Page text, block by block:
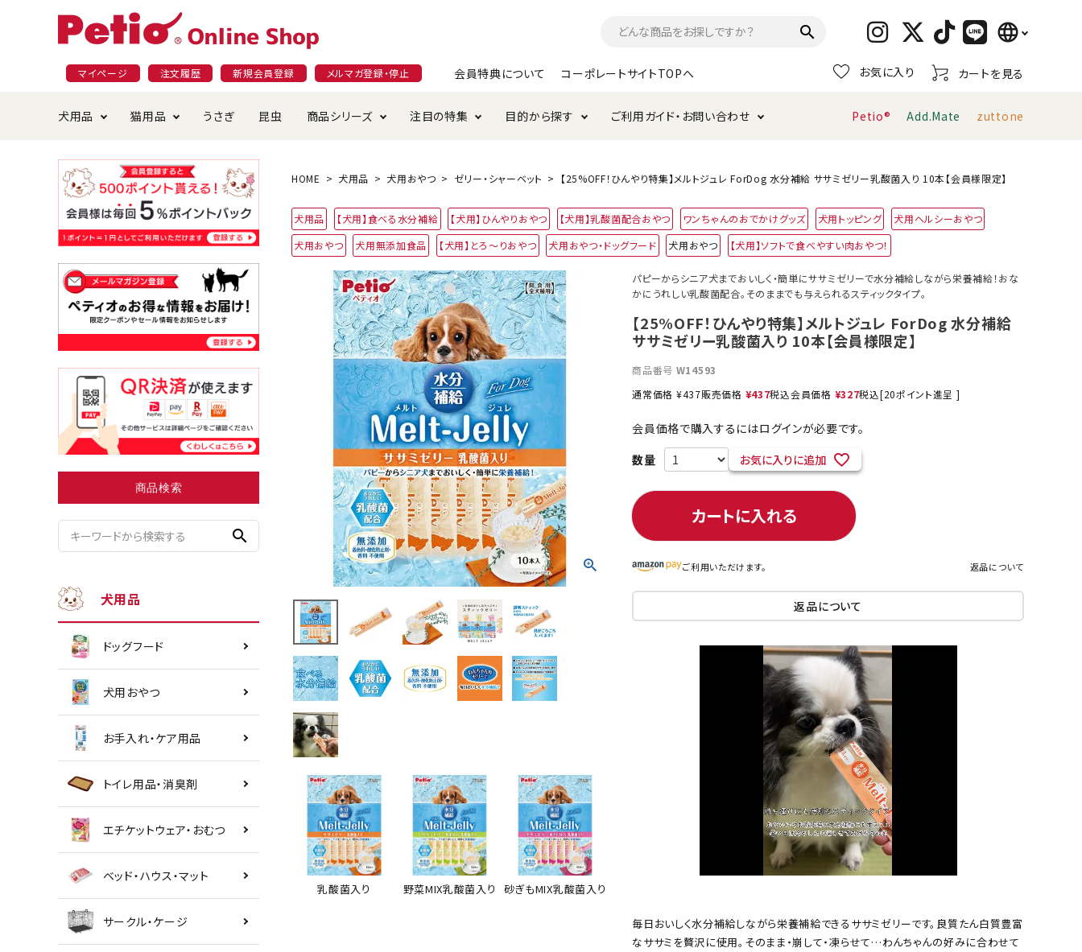
search language
日本語
English
マイページ 注文履歴 新規会員登録 メルマガ登録・停止 会員特典について コーポレートサイトTOPへ お気に入り カートを見る
犬用品
ドッグフード おやつ お手入れ・ケア用品 トイレタリー・消臭剤
ペットシーツ ベッド・ハウス・マット サークル・ケージ キャリーバッグ
おもちゃ 食器・給水器 服・ウェア
首輪・ハーネス・リード しつけ用品 替え・交換パーツ
猫用品
ごはん・おやつ お手入れ・ケア用品 トイレタリー・消臭剤 猫砂
ベッド・ハウス・マット サークル・ケージ・タワー キャリーバッグ おもちゃ
食器・給水器 防虫用品 首輪・ハーネス
替え・交換パーツ
うさぎ 昆虫 商品シリーズ
プラクト 素材そのまま 極上
注目の特集
夜のお散歩特集 無添加特集 けりぐるみ特集 ペティオ公式アプリ
目的から探す
国産フード&おやつ特集 穀物不使用のグレインフリー
じゃらして遊ぶ 引っ張って遊ぶ 投げて遊ぶ デンタルおもちゃ
またたび・元気草 夜のお散歩
小型犬にオススメ ダイエット中にオススメ まとめ買いでオトク！！ ネコポス対象商品一覧
ご利用ガイド・お問い合わせ
ショッピングガイド 会員特典について ご注文方法について お支払い方法・配送について
返品・交換について オンラインショップ利用規約
Petio® Add.Mate zuttone
商品検索
search
犬用品
ドッグフード
犬用おやつ
お手入れ・ケア用品
トイレ用品・消臭剤
エチケットウェア・おむつ
ベッド・ハウス・マット
サークル・ケージ
HOME 犬用品 犬用おやつ ゼリー・シャーベット 【25%OFF！ひんやり特集】メルトジュレ ForDog 水分補給 ササミゼリー乳酸菌入り 10本【会員様限定】
犬用品 【犬用】食べる水分補給 【犬用】ひんやりおやつ 【犬用】乳酸菌配合おやつ ワンちゃんのおでかけグッズ 犬用トッピング
犬用ヘルシーおやつ
犬用おやつ
犬用無添加食品 【犬用】とろ～りおやつ 犬用おやつ・ドッグフード 犬用おやつ 【犬用】ソフトで食べやすい肉おやつ！
乳酸菌入り 野菜MIX乳酸菌入り 砂ぎもMIX乳酸菌入り
パピーからシニア犬までおいしく・簡単にササミゼリーで水分補給しながら栄養補給！おな
かにうれしい乳酸菌配合。そのままでも与えられるスティックタイプ。
【25%OFF！ひんやり特集】メルトジュレ ForDog 水分補給
ササミゼリー乳酸菌入り 10本【会員様限定】
商品番号 W14593
通常価格 ¥437販売価格 ¥437税込会員価格 ¥327税込[20ポイント進呈 ]
会員価格で購入するにはログインが必要です。
お気に入りに追加
カートに入れる
ご利用いただけます。 返品について
返品について
毎日おいしく水分補給しながら栄養補給できるササミゼリーです。良質たん白質豊富
なササミを贅沢に使用。そのまま・崩して・凍らせて…わんちゃんの好みに合わせて